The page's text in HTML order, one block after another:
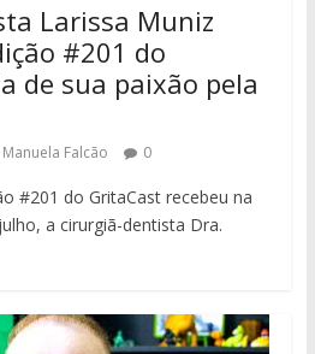
Larissa Muniz
#201 do
de sua paixão pela
Manuela Falcão 0
#201 do GritaCast recebeu na
a cirurgiã-dentista Dra.